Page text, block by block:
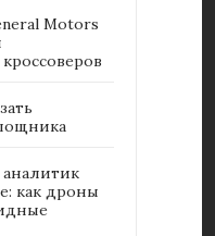
Motors
как дроны